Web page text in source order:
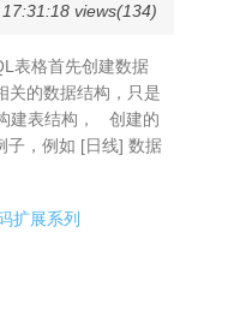
views(134)
表格首先创建数据
关的数据结构，只是
建表结构， 创建的
子，例如 [日线] 数据
扩展系列